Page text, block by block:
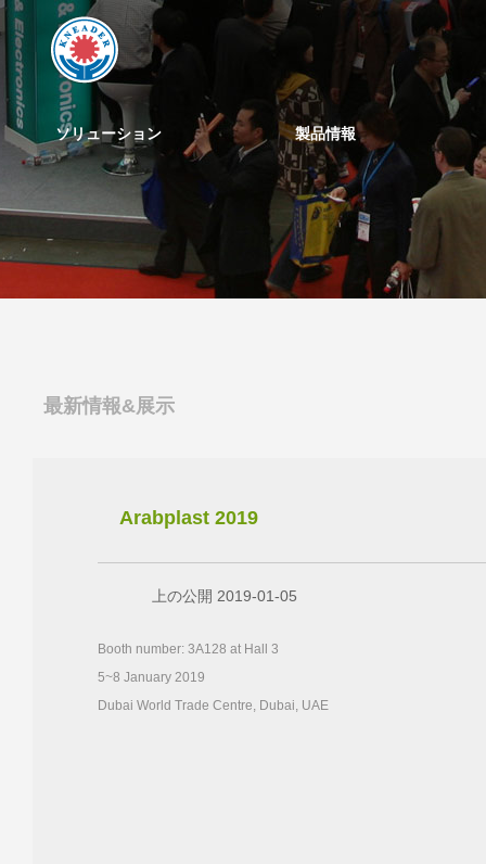
ソリューション 製品情報
最新情報&展示
Arabplast 2019
上の公開 2019-01-05
Booth number: 3A128 at Hall 3
5~8 January 2019
Dubai World Trade Centre, Dubai, UAE